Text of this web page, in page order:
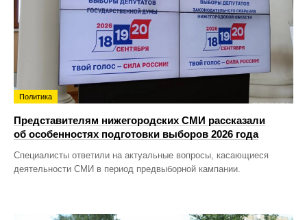
Политика
Представителям нижегородских СМИ рассказали
об особенностях подготовки выборов 2026 года
Специалисты ответили на актуальные вопросы, касающиеся
деятельности СМИ в период предвыборной кампании.